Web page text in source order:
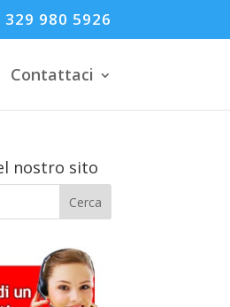
980 5926
Contattaci
nostro sito